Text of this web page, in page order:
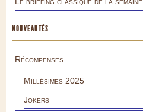
NOUVEAUTÉS
Récompenses
Millésimes 2025
Jokers